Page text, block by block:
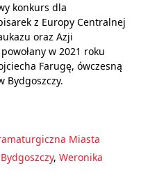
konkurs dla
z Europy Centralnej
oraz Azji
w 2021 roku
Farugę, ówczesną
Bydgoszczy.
Miasta
, Weronika